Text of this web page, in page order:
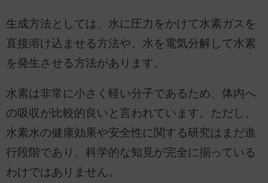
生成方法としては、水に圧力をかけて水素ガスを
直接溶け込ませる方法や、水を電気分解して水素
を発生させる方法があります。
水素は非常に小さく軽い分子であるため、体内へ
の吸収が比較的良いと言われています。ただし、
水素水の健康効果や安全性に関する研究はまだ進
行段階であり、科学的な知見が完全に揃っている
わけではありません。